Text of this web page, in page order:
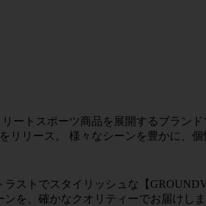
リートスポーツ商品を展開するブラ
リリース。 様々なシーンを豊かに、
ストでスタイリッシュな【
を、確かなクオリティーでお届けしま